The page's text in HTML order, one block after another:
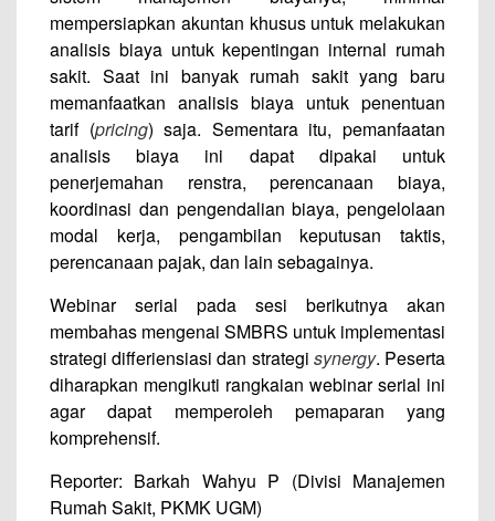
mempersiapkan akuntan khusus untuk melakukan
analisis biaya untuk kepentingan internal rumah
sakit. Saat ini banyak rumah sakit yang baru
memanfaatkan analisis biaya untuk penentuan
tarif (pricing) saja. Sementara itu, pemanfaatan
analisis biaya ini dapat dipakai untuk
penerjemahan renstra, perencanaan biaya,
koordinasi dan pengendalian biaya, pengelolaan
modal kerja, pengambilan keputusan taktis,
perencanaan pajak, dan lain sebagainya.
Webinar serial pada sesi berikutnya akan
membahas mengenai SMBRS untuk implementasi
strategi differiensiasi dan strategi synergy. Peserta
diharapkan mengikuti rangkaian webinar serial ini
agar dapat memperoleh pemaparan yang
komprehensif.
Reporter: Barkah Wahyu P (Divisi Manajemen
Rumah Sakit, PKMK UGM)